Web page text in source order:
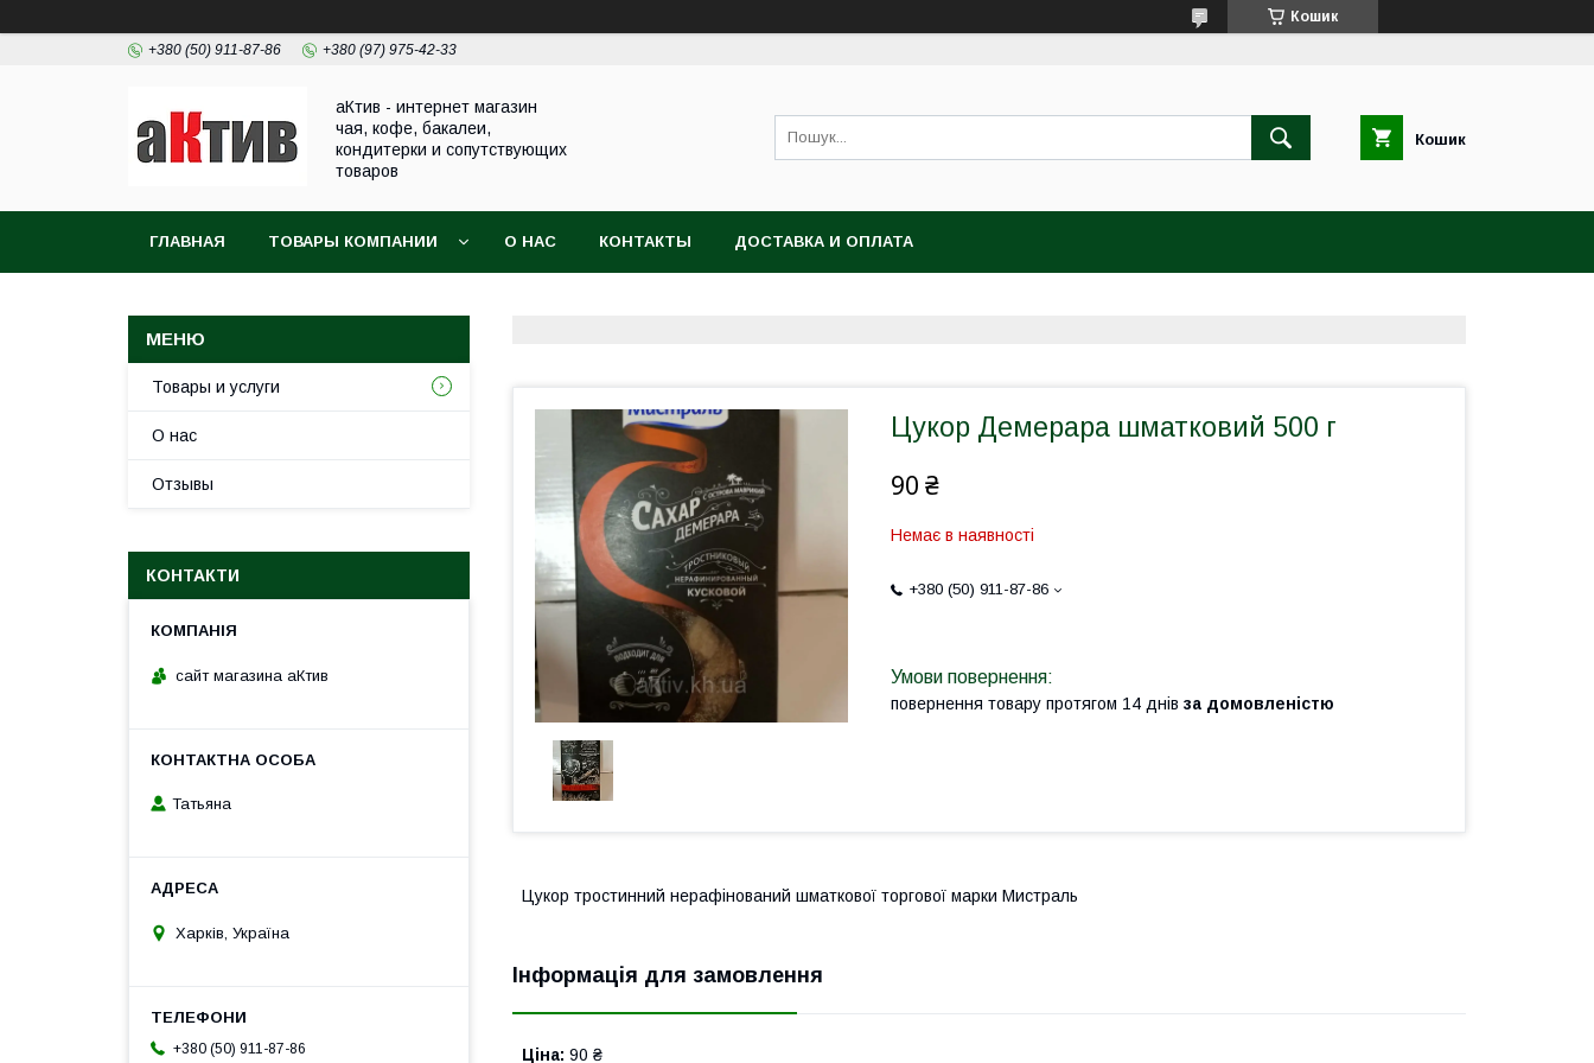
Кошик
+380 (50) 911-87-86 +380 (97) 975-42-33
аКтив - интернет магазин
чая, кофе, бакалеи,
кондитерки и сопутствующих
товаров
Кошик
ГЛАВНАЯ ТОВАРЫ КОМПАНИИ О НАС КОНТАКТЫ ДОСТАВКА И ОПЛАТА
Цукор Демерара шматковий 500 г
90 ₴
Немає в наявності
+380 (50) 911-87-86
повернення товару протягом 14 днів за домовленістю
Цукор тростинний нерафінований шматкової торгової марки Мистраль
Інформація для замовлення
Ціна: 90 ₴
Товары и услуги
О нас
Отзывы
КОНТАКТИ
сайт магазина аКтив
Татьяна
Харків, Україна
+380 (50) 911-87-86